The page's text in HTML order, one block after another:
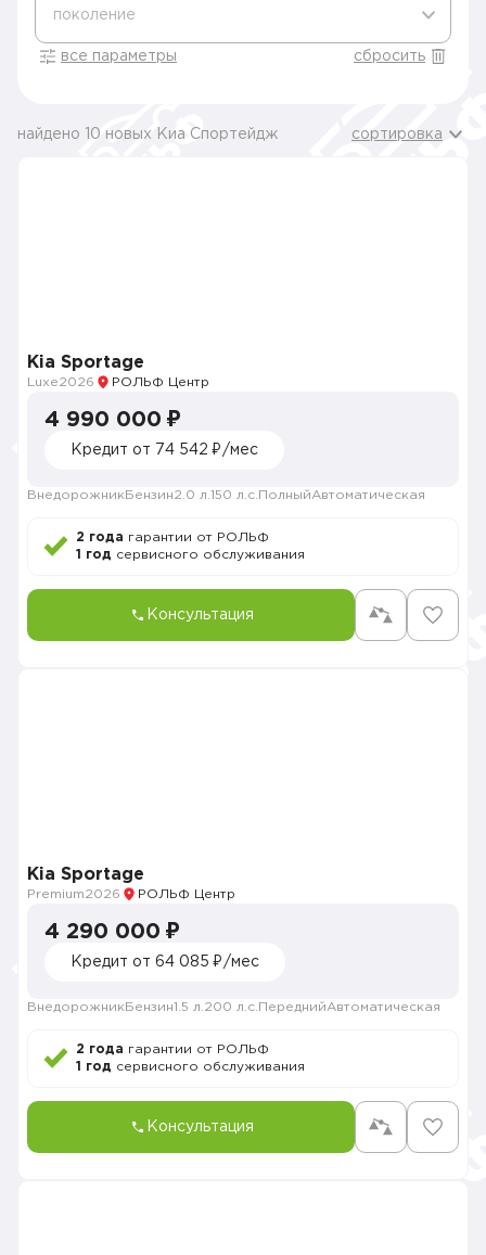
поколение
все параметры сбросить
найдено 10 новых Киа Спортейдж сортировка
Kia Sportage
Luxe2026 РОЛЬФ Центр
4 990 000 ₽
Кредит от 74 542 ₽/мес
Внедорожник Бензин2.0 л. 150 л.с. ПолныйАвтоматическая
2 года гарантии от РОЛЬФ
1 год сервисного обслуживания
Консультация
Kia Sportage
Premium2026 РОЛЬФ Центр
4 290 000 ₽
Кредит от 64 085 ₽/мес
Внедорожник Бензин1.5 л. 200 л.с. ПереднийАвтоматическая
2 года гарантии от РОЛЬФ
1 год сервисного обслуживания
Консультация